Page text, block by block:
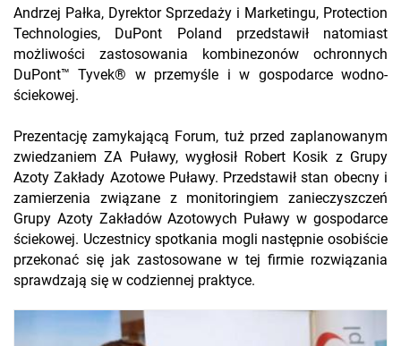
Andrzej Pałka, Dyrektor Sprzedaży i Marketingu, Protection
Technologies, DuPont Poland przedstawił natomiast
możliwości zastosowania kombinezonów ochronnych
DuPont™ Tyvek® w przemyśle i w gospodarce wodno-
ściekowej.
Prezentację zamykającą Forum, tuż przed zaplanowanym
zwiedzaniem ZA Puławy, wygłosił Robert Kosik z Grupy
Azoty Zakłady Azotowe Puławy. Przedstawił stan obecny i
zamierzenia związane z monitoringiem zanieczyszczeń
Grupy Azoty Zakładów Azotowych Puławy w gospodarce
ściekowej. Uczestnicy spotkania mogli następnie osobiście
przekonać się jak zastosowane w tej firmie rozwiązania
sprawdzają się w codziennej praktyce.